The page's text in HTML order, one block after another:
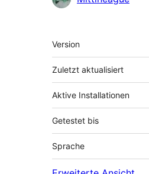
Meta
Version
Zuletzt aktualisiert
Aktive Installationen
Getestet bis
Sprache